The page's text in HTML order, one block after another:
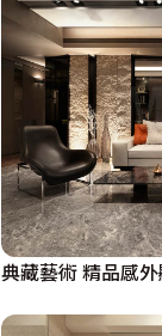
典藏藝術 精品感外